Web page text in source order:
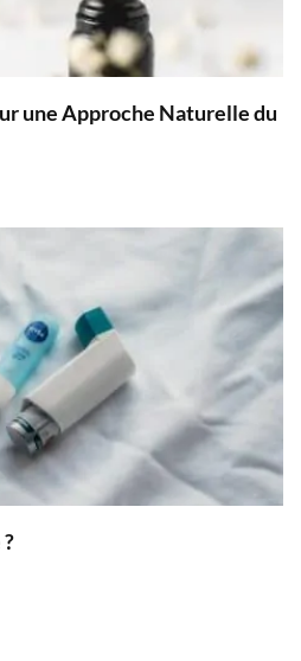
une Approche Naturelle du